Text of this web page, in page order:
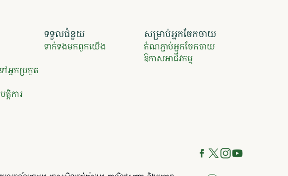
អ្នកប្រកួត
តិការ
ទទួលជំនួយ
ទាក់ទងមកពួកយើង
សម្រាប់អ្នកចែកចាយ
តំណភ្ជាប់អ្នកចែកចាយ
ឱកាសអាជីវកម្ម